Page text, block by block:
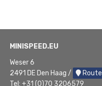
MINISPEED.EU
Weser 6
2491 DE Den Haag /
Route
Tel: +31 (0)70 3206579